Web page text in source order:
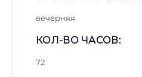
вечерняя
КОЛ-ВО ЧАСОВ:
72